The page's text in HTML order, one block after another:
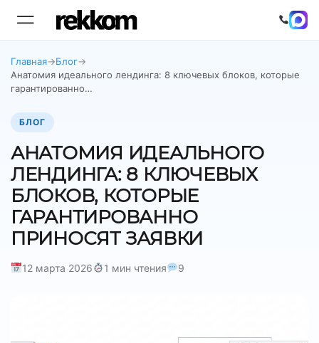
Главная→Блог→
Анатомия идеального лендинга: 8 ключевых блоков, которые
гарантированно…
БЛОГ
АНАТОМИЯ ИДЕАЛЬНОГО
ЛЕНДИНГА: 8 КЛЮЧЕВЫХ
БЛОКОВ, КОТОРЫЕ
ГАРАНТИРОВАННО
ПРИНОСЯТ ЗАЯВКИ
12 марта 2026 1 мин чтения 9